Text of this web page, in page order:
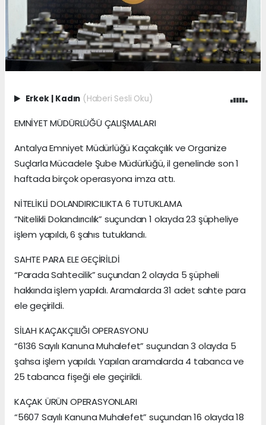
Erkek | Kadın (Haberi Sesli Oku)
EMNİYET MÜDÜRLÜĞÜ ÇALIŞMALARI
Antalya Emniyet Müdürlüğü Kaçakçılık ve Organize
Suçlarla Mücadele Şube Müdürlüğü, il genelinde son 1
haftada birçok operasyona imza attı.
NİTELİKLİ DOLANDIRICILIKTA 6 TUTUKLAMA
“Nitelikli Dolandırıcılık” suçundan 1 olayda 23 şüpheliye
işlem yapıldı, 6 şahıs tutuklandı.
SAHTE PARA ELE GEÇİRİLDİ
“Parada Sahtecilik” suçundan 2 olayda 5 şüpheli
hakkında işlem yapıldı. Aramalarda 31 adet sahte para
ele geçirildi.
SİLAH KAÇAKÇILIĞI OPERASYONU
“6136 Sayılı Kanuna Muhalefet” suçundan 3 olayda 5
şahsa işlem yapıldı. Yapılan aramalarda 4 tabanca ve
25 tabanca fişeği ele geçirildi.
KAÇAK ÜRÜN OPERASYONLARI
“5607 Sayılı Kanuna Muhalefet” suçundan 16 olayda 18